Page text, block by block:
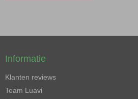
Informatie
Klanten reviews
Team Luavi